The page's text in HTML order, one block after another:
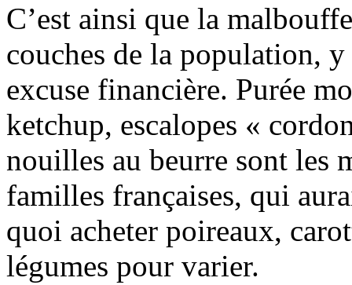
C’est ainsi que la
couches de la population,
excuse financière. Purée
ketchup, escalopes «
nouilles au beurre sont les
familles françaises, qui
quoi acheter poireaux,
légumes pour varier.